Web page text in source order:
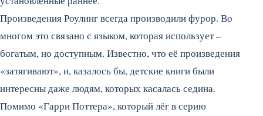
Произведения Роулинг всегда производили фурор. Во
многом это связано с языком, которая использует –
богатым, но доступным. Известно, что её произведения
«затягивают», и, казалось бы, детские книги были
интересны даже людям, которых касалась седина.
Помимо «Гарри Поттера», который лёг в серию